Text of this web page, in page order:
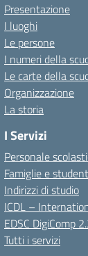
Presentazione
I luoghi
Le persone
I numeri della
Le carte della
Organizzazione
La storia
I Servizi
Personale
Famiglie e
Indirizzi di studio
ICDL –
EDSC DigiComp
Tutti i servizi